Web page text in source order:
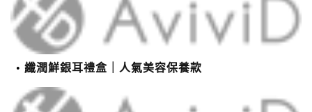
纖潤鮮銀耳禮盒｜人氣美容保養款